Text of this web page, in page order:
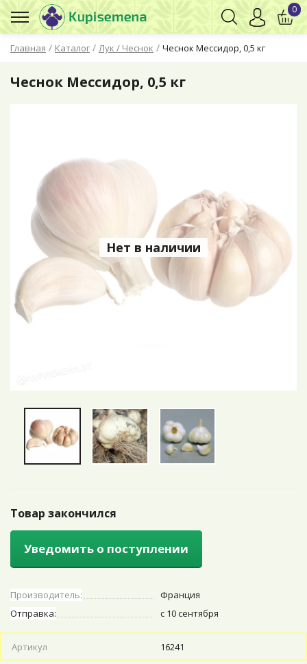
Главная / Каталог / Лук / Чеснок / Чеснок Мессидор, 0,5 кг
0
Чеснок Мессидор, 0,5 кг
Нет в наличии
Товар закончился
Уведомить о поступлении
Производитель:
Франция
Отправка:
с 10 сентября
Артикул 16241